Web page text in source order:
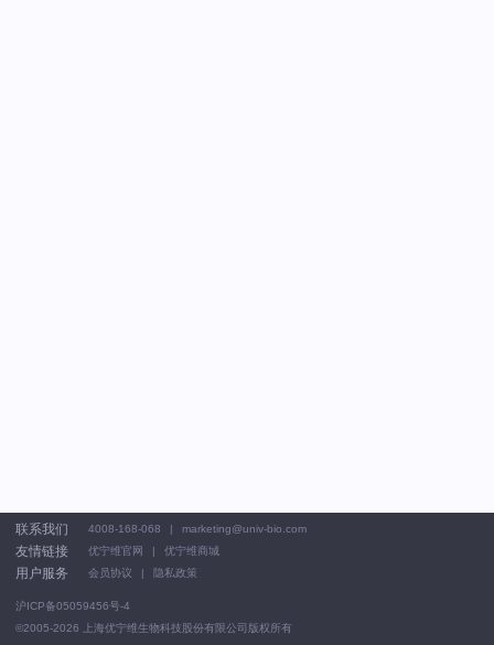
联系我们 4008-168-068 marketing@univ-bio.com
友情链接 优宁维官网 优宁维商城
用户服务 会员协议 隐私政策
沪ICP备05059456号-4
©2005-2026 上海优宁维生物科技股份有限公司版权所有